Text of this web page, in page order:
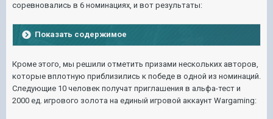
соревновались в 6 номинациях, и вот результаты:
Показать содержимое
Кроме этого, мы решили отметить призами нескольких авторов,
которые вплотную приблизились к победе в одной из номинаций.
Следующие 10 человек получат приглашения в альфа-тест и
2000 ед. игрового золота на единый игровой аккаунт Wargaming: